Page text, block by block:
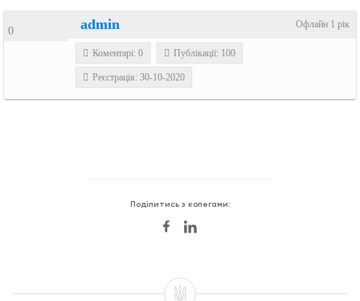
Офлайн 1 рік
admin
0
Коментарі: 0 Публікації: 100
Реєстрація: 30-10-2020
Поділитись з колегами: